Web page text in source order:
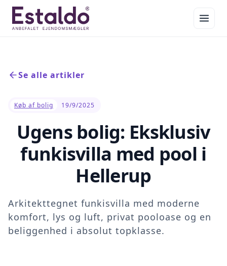
Se alle artikler
Køb af bolig 19/9/2025
Ugens bolig: Eksklusiv
funkisvilla med pool i
Hellerup
Arkitekttegnet funkisvilla med moderne
komfort, lys og luft, privat pooloase og en
beliggenhed i absolut topklasse.